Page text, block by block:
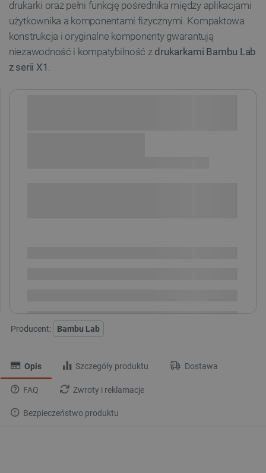
drukarki oraz pełni funkcję pośrednika między aplikacjami
użytkownika a komponentami fizycznymi. Kompaktowa
konstrukcja i oryginalne komponenty gwarantują
niezawodność i kompatybilność zdrukarkami Bambu Lab
z serii X1 .
Producent: Bambu Lab
Opis Szczegóły produktu Dostawa
FAQ Zwroty i reklamacje
Bezpieczeństwo produktu